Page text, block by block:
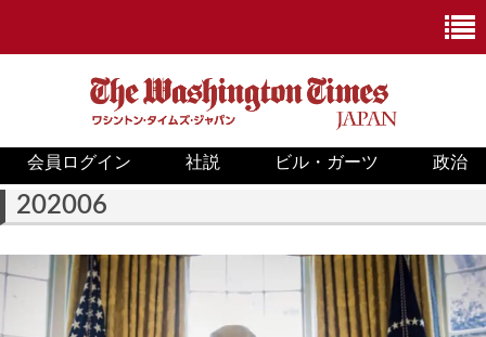
ニュース
ホワイトハウス
会員ログイン 社説 ビル・ガーツ 政治
202006